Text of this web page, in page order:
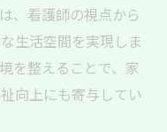
、看護師の視点から
生活空間を実現しま
を整えることで、家
向上にも寄与してい